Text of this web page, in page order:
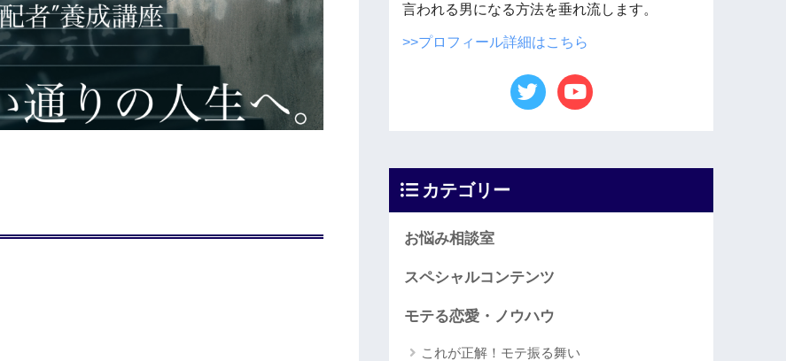
言われる男になる方法を垂れ流します。
>>プロフィール詳細はこちら
カテゴリー
お悩み相談室
スペシャルコンテンツ
モテる恋愛・ノウハウ
これが正解！モテ振る舞い